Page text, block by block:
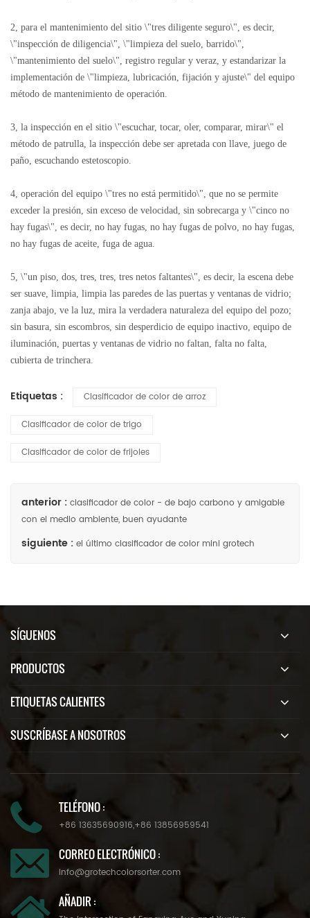
2, para el mantenimiento del sitio \"tres diligente seguro\", es decir,
\"inspección de diligencia\", \"limpieza del suelo, barrido\",
\"mantenimiento del suelo\", registro regular y veraz, y estandarizar la
implementación de \"limpieza, lubricación, fijación y ajuste\" del equipo
método de mantenimiento de operación.
3, la inspección en el sitio \"escuchar, tocar, oler, comparar, mirar\" el
método de patrulla, la inspección debe ser apretada con llave, juego de
paño, escuchando estetoscopio.
4, operación del equipo \"tres no está permitido\", que no se permite
exceder la presión, sin exceso de velocidad, sin sobrecarga y \"cinco no
hay fugas\", es decir, no hay fugas, no hay fugas de polvo, no hay fugas,
no hay fugas de aceite, fuga de agua.
5, \"un piso, dos, tres, tres, tres netos faltantes\", es decir, la escena debe
ser suave, limpia, limpia las paredes de las puertas y ventanas de vidrio;
zanja abajo, ve la luz, mira la verdadera naturaleza del equipo del pozo;
sin basura, sin escombros, sin desperdicio de equipo inactivo, equipo de
iluminación, puertas y ventanas de vidrio no faltan, falta no falta,
cubierta de trinchera.
Etiquetas : Clasificador de color de arroz
Clasificador de color de trigo
Clasificador de color de frijoles
anterior : clasificador de color - de bajo carbono y amigable
con el medio ambiente, buen ayudante
siguiente : el último clasificador de color mini grotech
SÍGUENOS
PRODUCTOS
ETIQUETAS CALIENTES
SUSCRÍBASE A NOSOTROS
TELÉFONO :
+86 13635690916,+86 13856959541
CORREO ELECTRÓNICO :
info@grotechcolorsorter.com
AÑADIR :